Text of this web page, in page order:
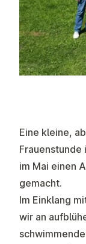
Eine kleine,
Frauenstunde
im Mai einen
gemacht.
Im Einklang
wir an